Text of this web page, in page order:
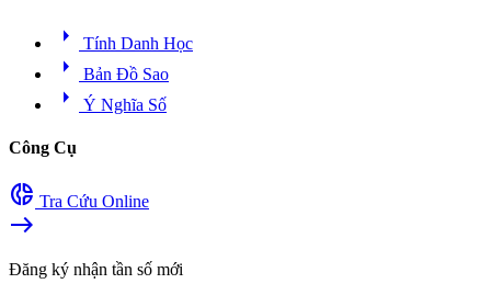
arrow_right Tính Danh Học
arrow_right Bản Đồ Sao
arrow_right Ý Nghĩa Số
Công Cụ
donut_small Tra Cứu Online
east
Đăng ký nhận tần số mới